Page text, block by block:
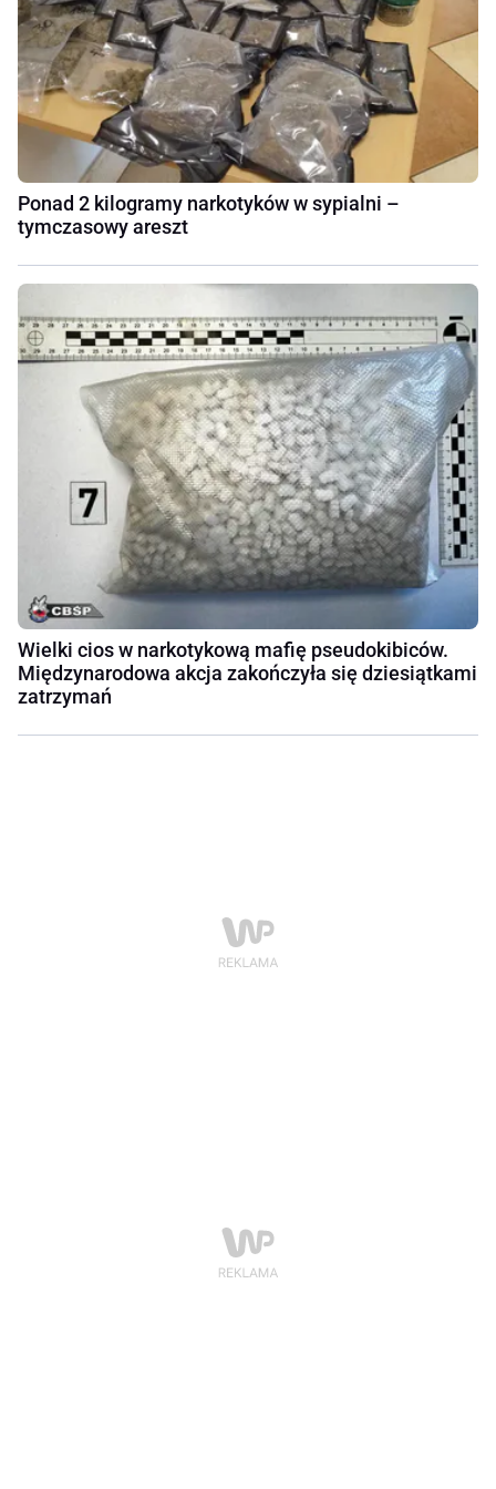
Ponad 2 kilogramy narkotyków w sypialni –
tymczasowy areszt
Wielki cios w narkotykową mafię pseudokibiców.
Międzynarodowa akcja zakończyła się dziesiątkami
zatrzymań